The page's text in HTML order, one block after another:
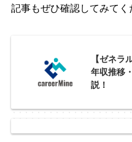
記事もぜひ確認してみてく
【ゼネラ
年収推移
説！